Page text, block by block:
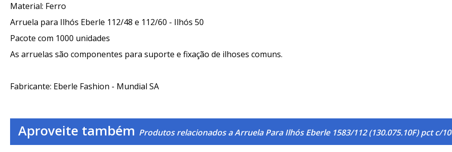
Material: Ferro
Arruela para Ilhós Eberle 112/48 e 112/60 - Ilhós 50
Pacote com 1000 unidades
As arruelas são componentes para suporte e fixação de ilhoses comuns.
Fabricante: Eberle Fashion - Mundial SA
Aproveite também Produtos relacionados a Arruela Para Ilhós Eberle 1583/112 (130.075.10F) pct c/